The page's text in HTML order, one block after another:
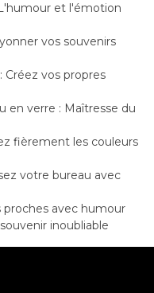
et l'émotion
vos souvenirs
Créez vos propres
en verre : Maîtresse du
fièrement les couleurs
votre bureau avec
proches avec humour
inoubliable